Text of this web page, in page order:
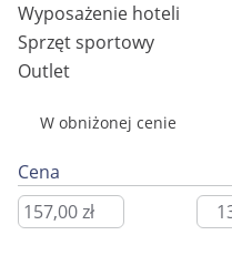
Wyposażenie hoteli
Sprzęt sportowy
Outlet
W obniżonej cenie
Cena